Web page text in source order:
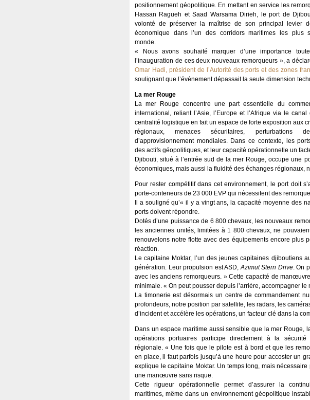
positionnement géopolitique. En mettant en service les
Hassan Ragueh et Saad Warsama Dirieh, le port de
volonté de préserver la maîtrise de son principal levier
économique dans l’un des corridors maritimes les plus
monde.
« Nous avons souhaité marquer d’une importance
l’inauguration de ces deux nouveaux remorqueurs », a
Omar Hadi, président de l’Autorité des ports et des zones
soulignant que l’événement dépassait la seule dimension
La mer Rouge
La mer Rouge concentre une part essentielle du
international, reliant l’Asie, l’Europe et l’Afrique via le
centralité logistique en fait un espace de forte exposition aux
régionaux, menaces sécuritaires, perturbations
d’approvisionnement mondiales. Dans ce contexte, les
des actifs géopolitiques, et leur capacité opérationnelle un
Djibouti, situé à l’entrée sud de la mer Rouge, occupe une
économiques, mais aussi la fluidité des échanges régionaux,
Pour rester compétitif dans cet environnement, le port doit
porte-conteneurs de 23 000 EVP qui nécessitent des
Il a souligné qu’« il y a vingt ans, la capacité moyenne des
ports doivent répondre.
Dotés d’une puissance de 6 800 chevaux, les nouveaux
les anciennes unités, limitées à 1 800 chevaux, ne
renouvelons notre flotte avec des équipements encore plus
réaction.
Le capitaine Moktar, l’un des jeunes capitaines djiboutiens
génération. Leur propulsion est ASD,Azimut Stern Drive. On
avec les anciens remorqueurs. » Cette capacité de
minimale. « On peut pousser depuis l’arrière, accompagner
La timonerie est désormais un centre de commandement
profondeurs, notre position par satellite, les radars, les
d’incident et accélère les opérations, un facteur clé dans la
Dans un espace maritime aussi sensible que la mer Rouge,
opérations portuaires participe directement à la sécurité
régionale. « Une fois que le pilote est à bord et que les
en place, il faut parfois jusqu’à une heure pour accoster un
explique le capitaine Moktar. Un temps long, mais nécessaire
une manœuvre sans risque.
Cette rigueur opérationnelle permet d’assurer la
maritimes, même dans un environnement géopolitique